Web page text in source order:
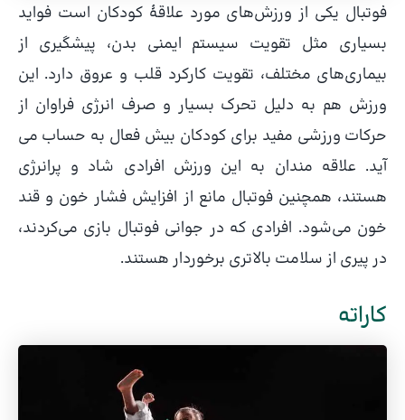
فوتبال یکی از ورزش‌های مورد علاقۀ کودکان است فواید
بسیاری مثل تقویت سیستم ایمنی بدن، پیشگیری از
بیماری‌های مختلف، تقویت کارکرد قلب و عروق دارد. این
ورزش هم به دلیل تحرک بسیار و صرف انرژی فراوان از
حرکات ورزشی مفید برای کودکان بیش فعال به حساب می
آید. علاقه مندان به این ورزش افرادی شاد و پرانرژی
هستند، همچنین فوتبال مانع از افزایش فشار خون و قند
خون می‌شود. افرادی که در جوانی فوتبال بازی می‌کردند،
در پیری از سلامت بالاتری برخوردار هستند.
کاراته